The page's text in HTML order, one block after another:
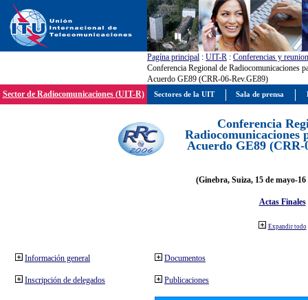
Pagína principal : UIT-R : Conferencias y
Conferencia Regional de Radiocomunicaciones
Acuerdo GE89 (CRR-06-Rev.GE89)
Sector de Radiocomunicaciones (UIT-R)
Conferencia
Radiocomunicaciones
Acuerdo GE89 (CRR-
(Ginebra, Suiza, 15 de mayo-
Actas Finales
Expandir todo
Información general
Inscripción de delegados
Documentos
Publicaciones
Sectores de la UIT Sala de prensa